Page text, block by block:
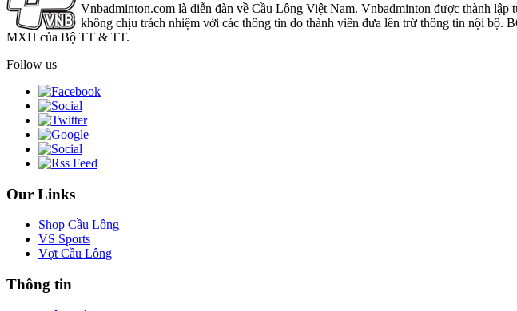
Vnbadminton.com là diễn đàn về Cầu Lông Việt Nam. Vnbadminton được thành
không chịu trách nhiệm với các thông tin do thành viên đưa lên trừ thông tin nội bộ.
MXH của Bộ TT & TT.
Follow us
Our Links
Shop Cầu Lông
VS Sports
Vợt Cầu Lông
Thông tin